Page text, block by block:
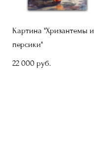
Картина "Хризантемы и
персики"
22 000 pуб.